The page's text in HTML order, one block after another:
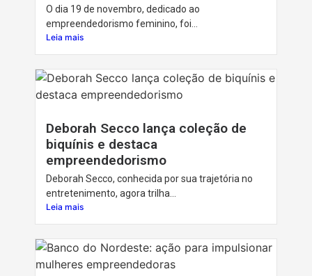
O dia 19 de novembro, dedicado ao
empreendedorismo feminino, foi...
Leia mais
Deborah Secco lança coleção de
biquínis e destaca
empreendedorismo
Deborah Secco, conhecida por sua trajetória no
entretenimento, agora trilha...
Leia mais